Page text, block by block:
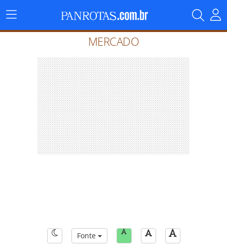
Menu
Principal
MERCADO
Fonte